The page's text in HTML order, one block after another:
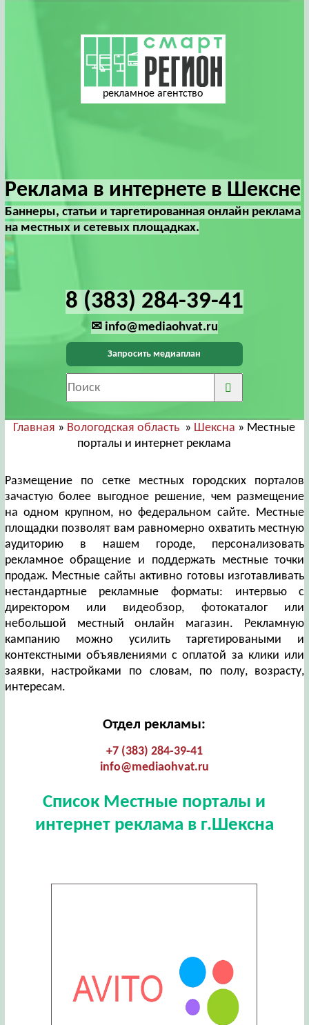
рекламное агентство
Реклама в интернете в Шексне
Баннеры, статьи и таргетированная онлайн реклама
на местных и сетевых площадках.
8 (383) 284-39-41
✉ info@mediaohvat.ru
Запросить медиаплан
Главная » Вологодская область » Шексна » Местные
порталы и интернет реклама
Размещение по сетке местных городских порталов
зачастую более выгодное решение, чем размещение
на одном крупном, но федеральном сайте. Местные
площадки позволят вам равномерно охватить местную
аудиторию в нашем городе, персонализовать
рекламное обращение и поддержать местные точки
продаж. Местные сайты активно готовы изготавливать
нестандартные рекламные форматы: интервью с
директором или видеобзор, фотокаталог или
небольшой местный онлайн магазин. Рекламную
кампанию можно усилить таргетироваными и
контекстными объявлениями с оплатой за клики или
заявки, настройками по словам, по полу, возрасту,
интересам.
Отдел рекламы:
+7 (383) 284-39-41
info@mediaohvat.ru
Список Местные порталы и
интернет реклама в г.Шексна